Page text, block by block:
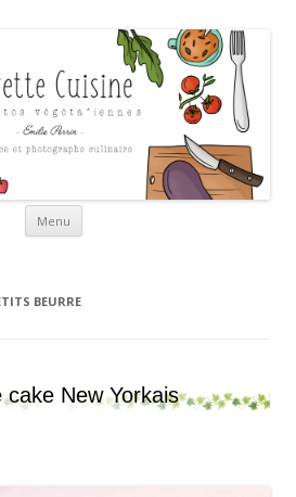
Menu Aller au contenu
BEURRE
cake New Yorkais